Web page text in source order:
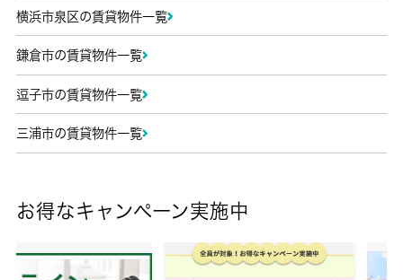
横浜市泉区の賃貸物件一覧
鎌倉市の賃貸物件一覧
逗子市の賃貸物件一覧
三浦市の賃貸物件一覧
お得なキャンペーン実施中